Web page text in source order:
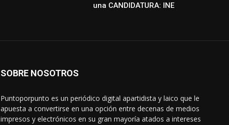
una CANDIDATURA: INE
SOBRE NOSOTROS
Puntoporpunto es un periódico digital apartidista y laico que le
apuesta a convertirse en una opción entre decenas de medios
impresos y electrónicos en su gran mayoría atados a intereses